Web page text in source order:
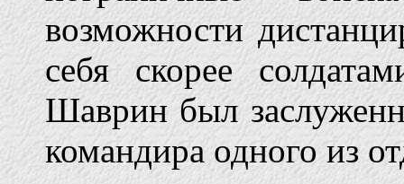
возможности
себя скорее
Шаврин был
командира одного из